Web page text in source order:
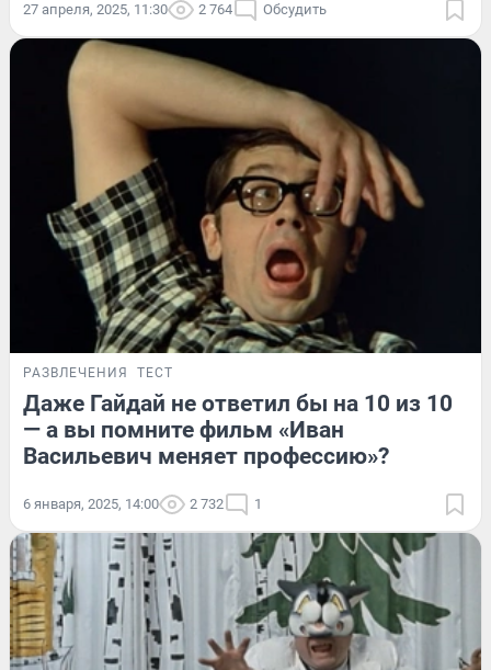
27 апреля, 2025, 11:30 2 764 Обсудить
РАЗВЛЕЧЕНИЯ ТЕСТ
Даже Гайдай не ответил бы на 10 из 10
— а вы помните фильм «Иван
Васильевич меняет профессию»?
6 января, 2025, 14:00 2 732 1